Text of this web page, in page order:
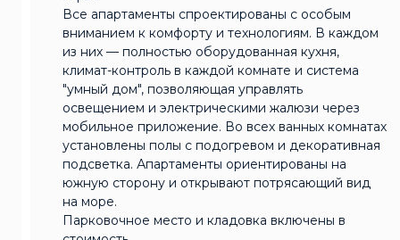
Все апартаменты спроектированы с особым
вниманием к комфорту и технологиям. В каждом
из них — полностью оборудованная кухня,
климат-контроль в каждой комнате и система
"умный дом", позволяющая управлять
освещением и электрическими жалюзи через
мобильное приложение. Во всех ванных комнатах
установлены полы с подогревом и декоративная
подсветка. Апартаменты ориентированы на
южную сторону и открывают потрясающий вид
на море.
Парковочное место и кладовка включены в